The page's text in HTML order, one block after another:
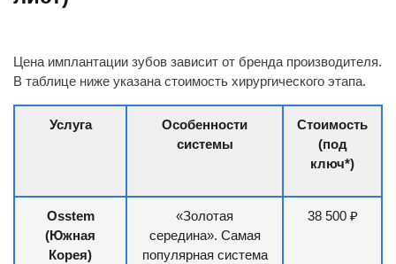
Цена имплантации зубов зависит от бренда производителя.
В таблице ниже указана стоимость хирургического этапа.
Услуга
Особенности
системы
Стоимость
(под
ключ*)
Osstem
(Южная
Корея)
«Золотая
середина». Самая
популярная система
38 500 ₽